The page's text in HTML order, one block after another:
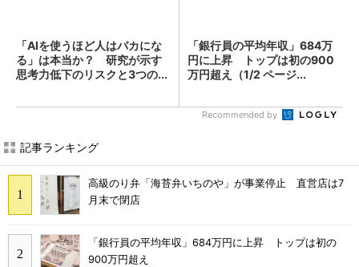
「AIを使うほど人はバカにな
る」は本当か？ 研究が示す
思考力低下のリスクと3つの...
「銀行員の平均年収」684万
円に上昇 トップは初の900
万円超え（1/2 ページ...
Recommended by
記事ランキング
高級のり弁「海苔弁いちのや」が事業停止 直営店は7
月末で閉店
「銀行員の平均年収」684万円に上昇 トップは初の
900万円超え